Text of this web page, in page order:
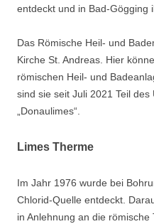
entdeckt und in Bad-Gögging
Das Römische Heil- und
Kirche St. Andreas. Hier
römischen Heil- und
sind sie seit Juli 2021 Teil des
„Donaulimes“.
Limes Therme
Im Jahr 1976 wurde bei
Chlorid-Quelle entdeckt.
in Anlehnung an die römische